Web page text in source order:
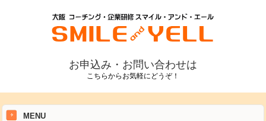
お申込み・お問い合わせは
こちらからお気軽にどうぞ！
MENU